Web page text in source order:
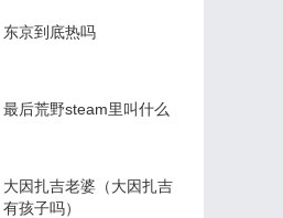
东京到底热吗
最后荒野steam里叫什么
大因扎吉老婆（大因扎吉
有孩子吗）